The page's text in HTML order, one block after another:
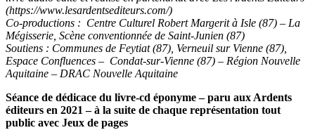
(https://www.lesardentsediteurs.com/)
Co-productions : Centre Culturel Robert Margerit à Isle (87) – La
Mégisserie, Scène conventionnée de Saint-Junien (87)
Soutiens : Communes de Feytiat (87), Verneuil sur Vienne (87),
Espace Confluences – Condat-sur-Vienne (87) – Région Nouvelle
Aquitaine – DRAC Nouvelle Aquitaine
Séance de dédicace du livre-cd éponyme – paru aux Ardents
éditeurs en 2021 – à la suite de chaque représentation tout
public avec Jeux de pages